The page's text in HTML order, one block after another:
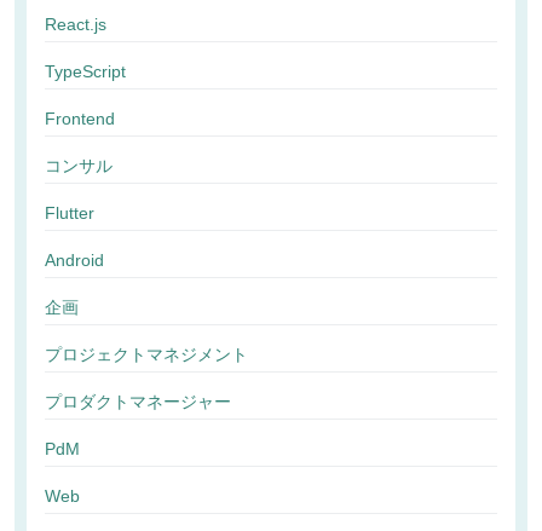
React.js
TypeScript
Frontend
コンサル
Flutter
Android
企画
プロジェクトマネジメント
プロダクトマネージャー
PdM
Web